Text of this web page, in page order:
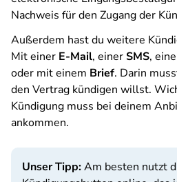
Nachweis für den Zugang der
Außerdem hast du weitere
Mit einer E-Mail, einerSMS,
oder mit einem Brief. Darin
den Vertrag kündigen willst.
Kündigung muss bei deinem
ankommen.
Unser Tipp:Am besten nutzt